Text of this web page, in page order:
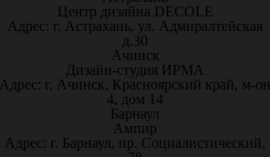
Центр дизайна DECOLE
Адрес: г. Астрахань, ул. Адмиралтейская
д.30
Ачинск
Дизайн-студия ИРМА
Адрес: г. Ачинск, Красноярский край, м-он
4, дом 14
Барнаул
Ампир
Адрес: г. Барнаул, пр. Социалистический,